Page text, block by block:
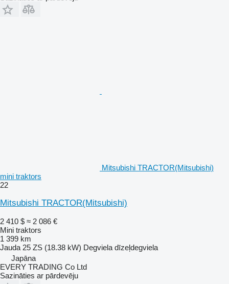
Mitsubishi TRACTOR(Mitsubishi)
mini traktors
22
Mitsubishi TRACTOR(Mitsubishi)
2 410 $ ≈ 2 086 €
Mini traktors
1 399 km
Jauda 25 ZS (18.38 kW) Degviela dīzeļdegviela
Japāna
EVERY TRADING Co Ltd
Sazināties ar pārdevēju